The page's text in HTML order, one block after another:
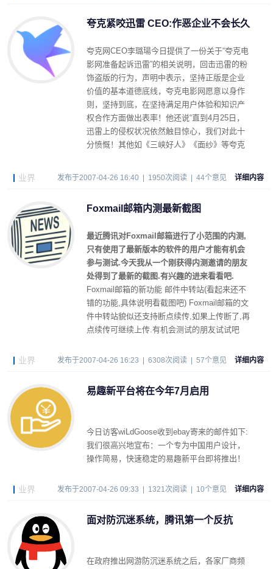
夸克紧咬迅雷 CEO:作恶企业不会长久
夸克网CEO李璐瑒今日提供了一份关于“夸克电
影网准备起诉迅雷”的相关说明，回击迅雷的粉
饰盗版的行为，声明中表示，坚持正版是企业
价值的基本道德底线，夸克电影网愿意以身作
则，坚持到底，在坚持满足用户体验和知识产
权合作方面做出表率！他还说“直到4月25日，
迅雷上的侵权状况依然触目惊心，我们对此十
分愤慨！其他如《三峡好人》《面纱》等夸克
业界 发布于2007-04-26 16:40 | 1950次阅读 | 44个意见 详细内容
Foxmail邮箱内测最新截图
最近腾讯对Foxmail邮箱进行了小范围的内测,
只有使用了最新版本的软件的用户才能有机会
参与测试.今天我从一个刚获得内测邀请的朋友
处得到了最新的截图.有兴趣的进来看看吧.
Foxmail邮箱的新功能 邮件中转站(看起来还不
错的功能,具体说明看截图吧) Foxmail邮箱的文
件中转站貌似还支持断点续传,如果上传断了,再
点续传可继续上传.有机会测试的朋友试试吧
业界 发布于2007-04-26 16:23 | 6308次阅读 | 57个意见 详细内容
易趣新平台将在今年7月启用
今日访客wiLdGoose收到ebay寄来的邮件如下:
我们很高兴地宣布：一个专为中国用户设计，
操作简易，快速稳定的易趣新平台即将推出！
业界 发布于2007-04-26 09:33 | 1321次阅读 | 10个意见 详细内容
面对防沉迷系统，腾讯第一个反抗
在政府推出网游防沉迷系统之后，各家厂商频